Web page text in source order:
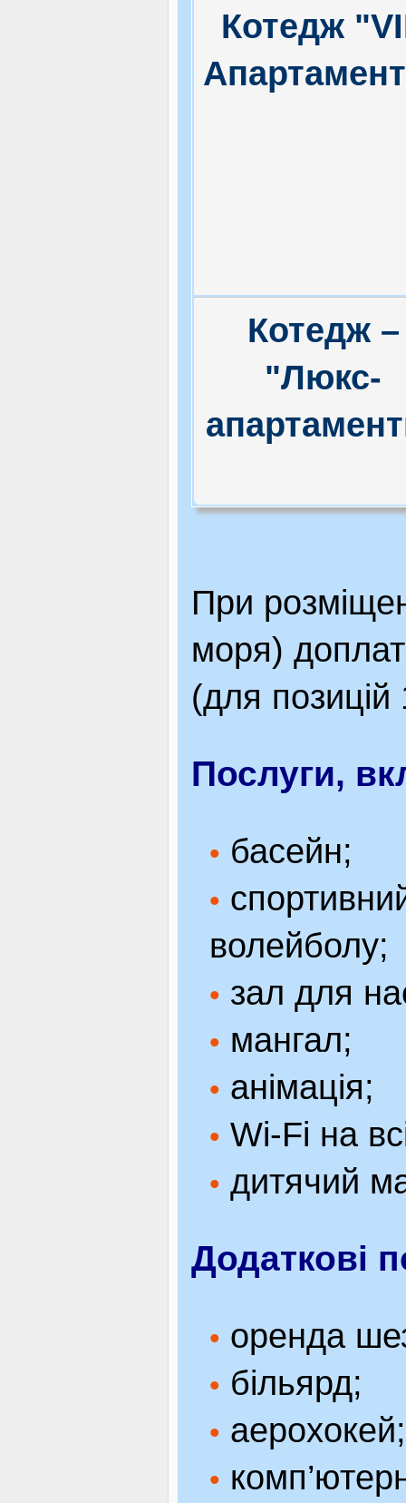
Котедж
Котедж –
"Люкс-
При
моря)
(для позицій
Послуги,
• басейн;
•
волейболу;
• зал для
• мангал;
• анімація;
• Wi-Fi на
• дитячий
Додаткові
• оренда
• більярд;
• аерохокей;
•